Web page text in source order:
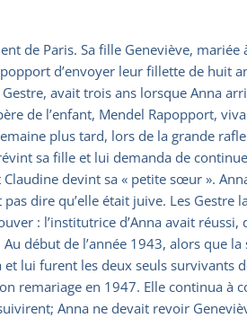
de Paris. Sa fille Geneviève,
d’envoyer leur fillette de huit
avait trois ans lorsque Anna
de l’enfant, Mendel Rapopport,
plus tard, lors de la grande
sa fille et lui demanda de
devint sa « petite sœur ».
dire qu’elle était juive. Les
: l’institutrice d’Anna avait
début de l’année 1943, alors que
lui furent les deux seuls survivants
remariage en 1947. Elle continua
Anna ne devait revoir